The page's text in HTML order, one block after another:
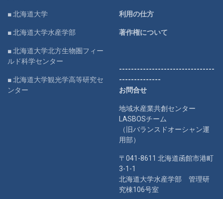
■ 北海道大学
■ 北海道大学水産学部
■ 北海道大学北方生物圏フィー
ルド科学センター
■ 北海道大学観光学高等研究セ
ンター
利用の仕方
著作権について
--------------------------------
--------------
お問合せ
地域水産業共創センター
LASBOSチーム
（旧バランスドオーシャン運
用部）
〒041-8611 北海道函館市港町
3-1-1
北海道大学水産学部 管理研
究棟106号室